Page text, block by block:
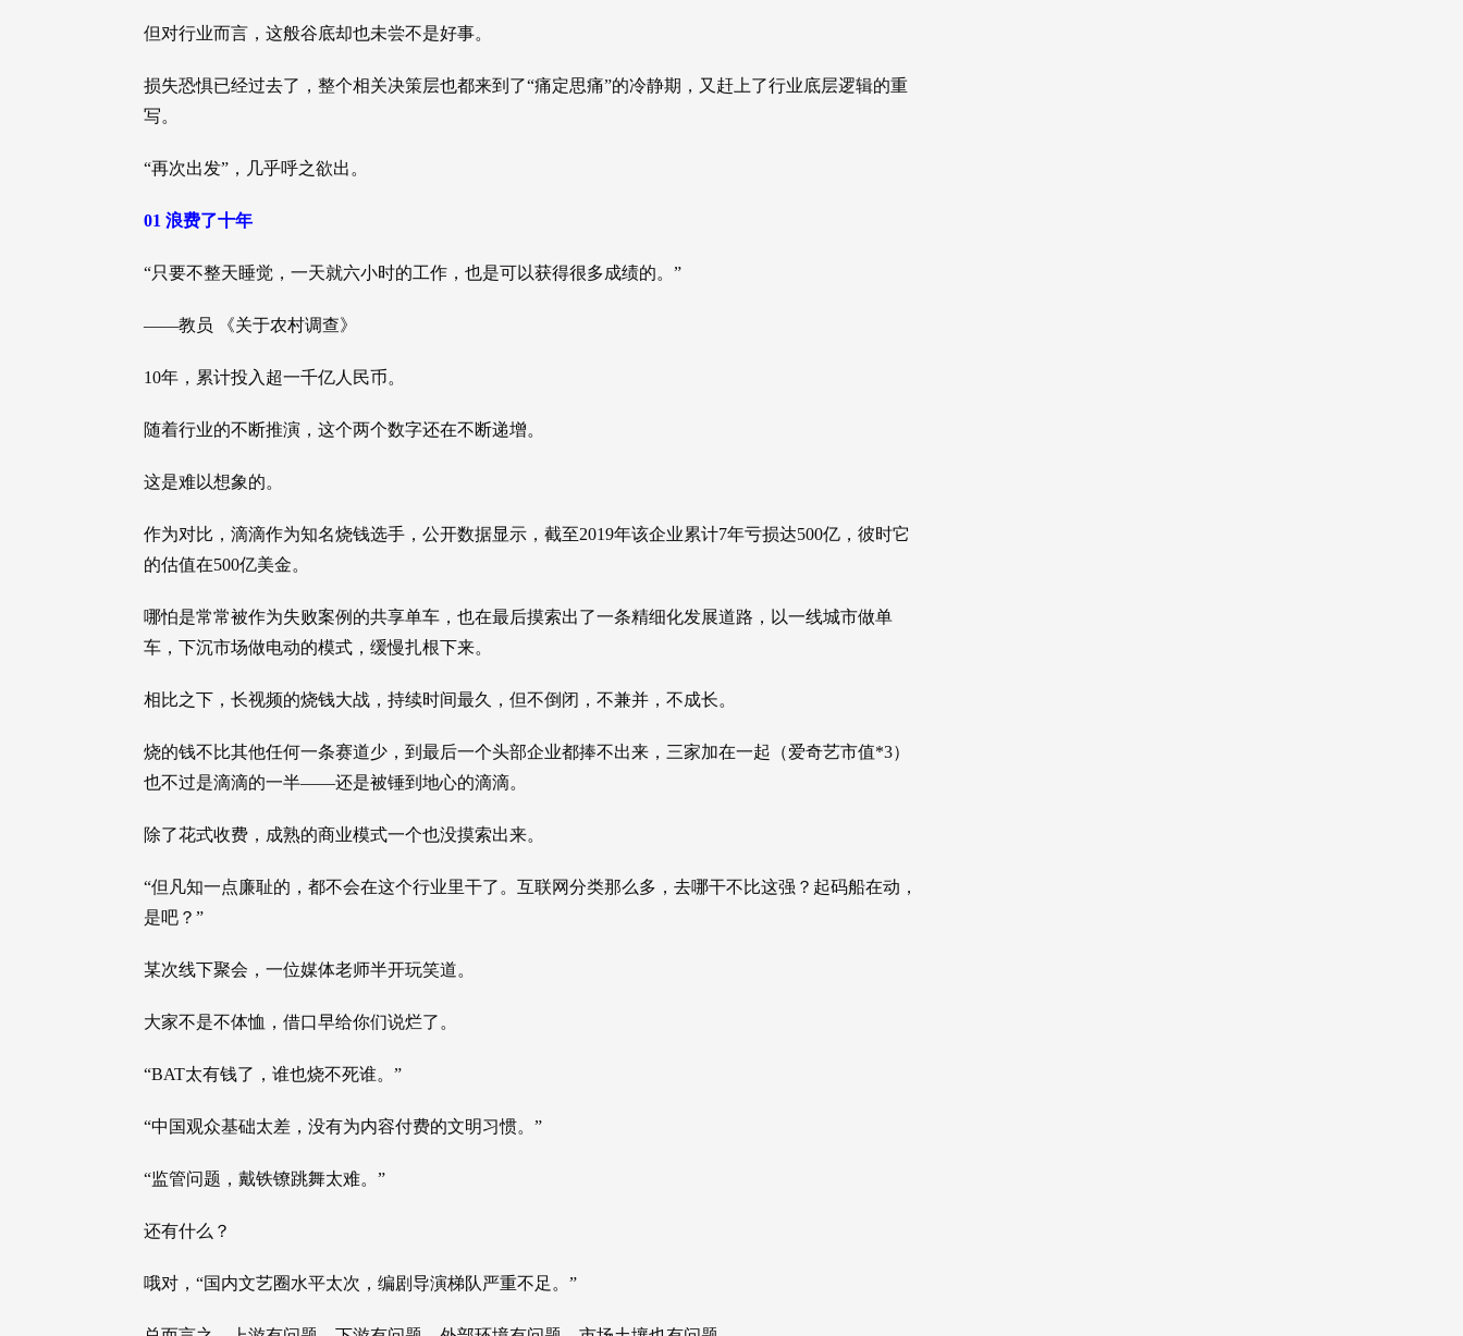
但对行业而言，这般谷底却也未尝不是好事。
损失恐惧已经过去了，整个相关决策层也都来到了“痛定思痛”的冷静期，又赶上了行业底层逻辑的重
写。
“再次出发”，几乎呼之欲出。
01 浪费了十年
“只要不整天睡觉，一天就六小时的工作，也是可以获得很多成绩的。”
——教员 《关于农村调查》
10年，累计投入超一千亿人民币。
随着行业的不断推演，这个两个数字还在不断递增。
这是难以想象的。
作为对比，滴滴作为知名烧钱选手，公开数据显示，截至2019年该企业累计7年亏损达500亿，彼时它
的估值在500亿美金。
哪怕是常常被作为失败案例的共享单车，也在最后摸索出了一条精细化发展道路，以一线城市做单
车，下沉市场做电动的模式，缓慢扎根下来。
相比之下，长视频的烧钱大战，持续时间最久，但不倒闭，不兼并，不成长。
烧的钱不比其他任何一条赛道少，到最后一个头部企业都捧不出来，三家加在一起（爱奇艺市值*3）
也不过是滴滴的一半——还是被锤到地心的滴滴。
除了花式收费，成熟的商业模式一个也没摸索出来。
“但凡知一点廉耻的，都不会在这个行业里干了。互联网分类那么多，去哪干不比这强？起码船在动，
是吧？”
某次线下聚会，一位媒体老师半开玩笑道。
大家不是不体恤，借口早给你们说烂了。
“BAT太有钱了，谁也烧不死谁。”
“中国观众基础太差，没有为内容付费的文明习惯。”
“监管问题，戴铁镣跳舞太难。”
还有什么？
哦对，“国内文艺圈水平太次，编剧导演梯队严重不足。”